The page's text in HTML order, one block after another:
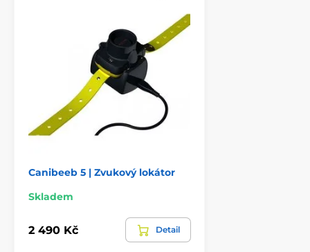
Canibeeb 5 | Zvukový lokátor
Skladem
2 490 Kč Detail